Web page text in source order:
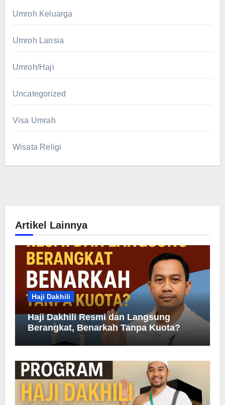
Umroh Keluarga
Umroh Lansia
Umroh/Haji
Uncategorized
Visa Umrah
Wisata Religi
Artikel Lainnya
Haji Dakhili
Haji Dakhili Resmi dan Langsung
Berangkat, Benarkah Tanpa Kuota?